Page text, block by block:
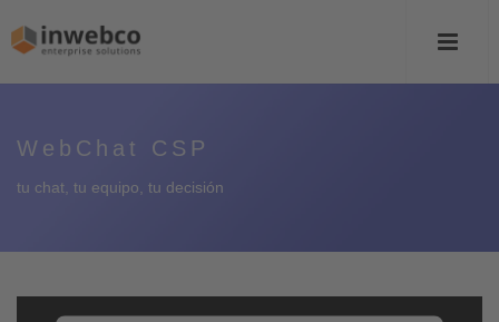
WebChat CSP
tu chat, tu equipo, tu decisión